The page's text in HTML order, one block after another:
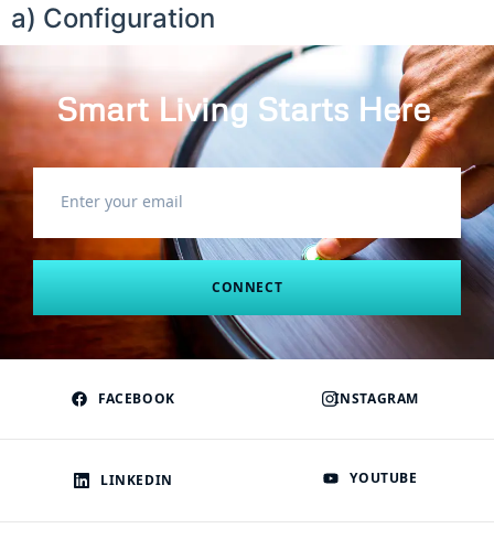
a) Configuration
Smart Living Starts Here.
CONNECT
FACEBOOK INSTAGRAM
LINKEDIN YOUTUBE